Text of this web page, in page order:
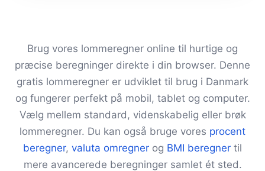
Brug vores lommeregner online til hurtige og
præcise beregninger direkte i din browser. Denne
gratis lommeregner er udviklet til brug i Danmark
og fungerer perfekt på mobil, tablet og computer.
Vælg mellem standard, videnskabelig eller brøk
lommeregner. Du kan også bruge vores procent
beregner, valuta omregner og BMI beregner til
mere avancerede beregninger samlet ét sted.